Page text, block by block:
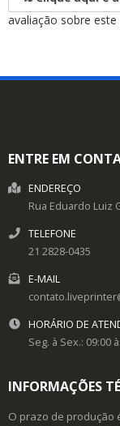
avaliação sobre
ENTRE EM
ENDEREÇO
Rua Eduardo Luiz
TELEFONE
21 2828-0435
E-MAIL
HORÁRIO DE
Seg. à Sex.: 09:00
INFORMAÇÕES
O prazo de